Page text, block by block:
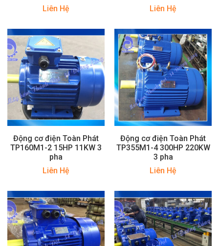
Liên Hệ
Liên Hệ
Động cơ điện Toàn Phát
TP160M1-2 15HP 11KW 3
pha
Liên Hệ
Động cơ điện Toàn Phát
TP355M1-4 300HP 220KW
3 pha
Liên Hệ